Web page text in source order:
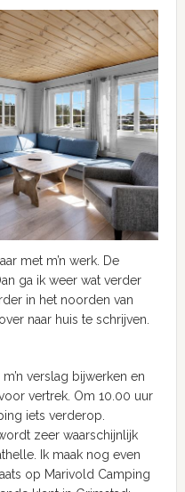
met m’n werk. De
ga ik weer wat verder
in het noorden van
naar huis te schrijven.
verslag bijwerken en
vertrek. Om 10.00 uur
iets verderop.
zeer waarschijnlijk
Ik maak nog even
op Marivold Camping